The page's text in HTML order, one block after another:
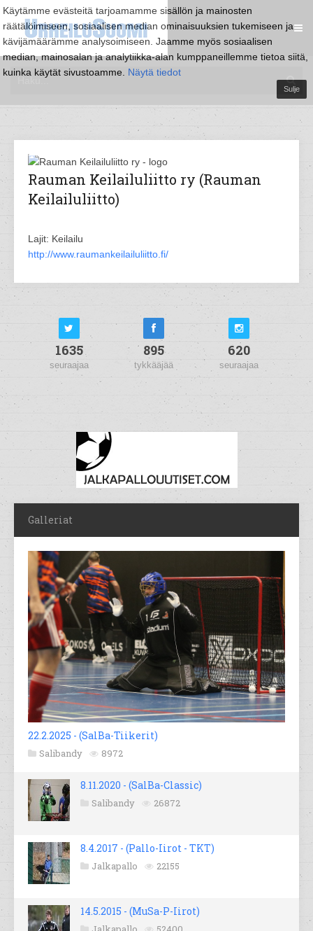
Käytämme evästeitä tarjoamamme sisällön ja mainosten
räätälöimiseen, sosiaalisen median ominaisuuksien tukemiseen ja
kävijämäärämme analysoimiseen. Jaamme myös sosiaalisen
median, mainosalan ja analytiikka-alan kumppaneillemme tietoa siitä,
kuinka käytät sivustoamme. Näytä tiedot
Sulje
Rauman Keilailuliitto ry (Rauman
Keilailuliitto)
Lajit: Keilailu
http://www.raumankeilailuliitto.fi/
1635
seuraajaa
895
tykkääjää
620
seuraajaa
Galleriat
22.2.2025 - (SalBa-Tiikerit)
Salibandy 8972
8.11.2020 - (SalBa-Classic)
Salibandy 26872
8.4.2017 - (Pallo-Iirot - TKT)
Jalkapallo 22155
14.5.2015 - (MuSa-P-Iirot)